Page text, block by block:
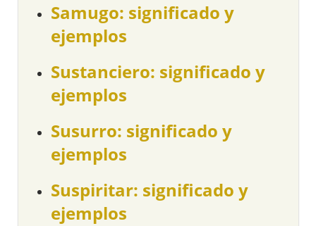
Samugo: significado y
ejemplos
Sustanciero: significado y
ejemplos
Susurro: significado y
ejemplos
Suspiritar: significado y
ejemplos